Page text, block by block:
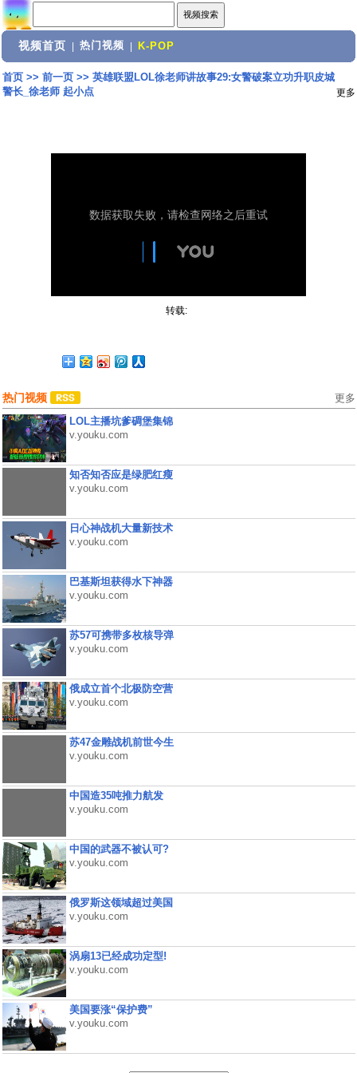
视频首页 热门视频 K-POP
首页>> 前一页>> 英雄联盟LOL徐老师讲故事29:女警破案立功升职皮城
警长_徐老师 起小点
更多
转载:
热门视频 更多
LOL主播坑爹碉堡集锦
v.youku.com
知否知否应是绿肥红瘦
v.youku.com
日心神战机大量新技术
v.youku.com
巴基斯坦获得水下神器
v.youku.com
苏57可携带多枚核导弹
v.youku.com
俄成立首个北极防空营
v.youku.com
苏47金雕战机前世今生
v.youku.com
中国造35吨推力航发
v.youku.com
中国的武器不被认可?
v.youku.com
俄罗斯这领域超过美国
v.youku.com
涡扇13已经成功定型!
v.youku.com
美国要涨“保护费”
v.youku.com